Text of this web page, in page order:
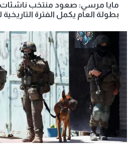
مايا مرسي: صعود منتخب ناشئات
بطولة العام يكمل الفترة